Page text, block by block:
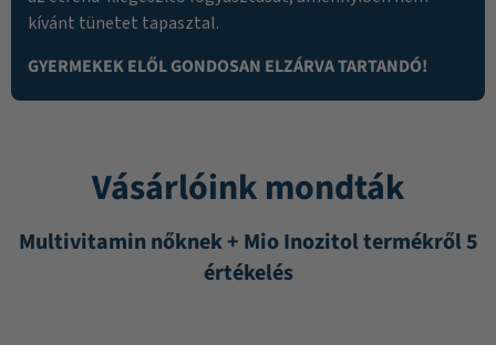
kívánt tünetet tapasztal.
GYERMEKEK ELŐL GONDOSAN ELZÁRVA TARTANDÓ!
Vásárlóink mondták
Multivitamin nőknek + Mio Inozitol termékről 5
értékelés